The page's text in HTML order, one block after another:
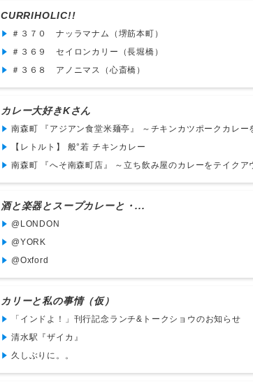
CURRIHOLIC!!
＃３７０ ナッラマナム（堺筋本町）
＃３６９ セイロンカリー（長堀橋）
＃３６８ アノニマス（心斎橋）
カレー大好きKさん
南森町 『アジアン食堂米麺亭』 ～チキンカツポークカレー
【レトルト】 般°若 チキンカレー
南森町 『へそ南森町店』 ～立ち飲み屋のカレーをテイクア
酒と楽器とスープカレーと・...
@LONDON
@YORK
@Oxford
カリーと私の事情（仮）
「インドよ！」刊行記念ランチ&トークショウのお知らせ
清水駅『ザイカ』
久しぶりに。。